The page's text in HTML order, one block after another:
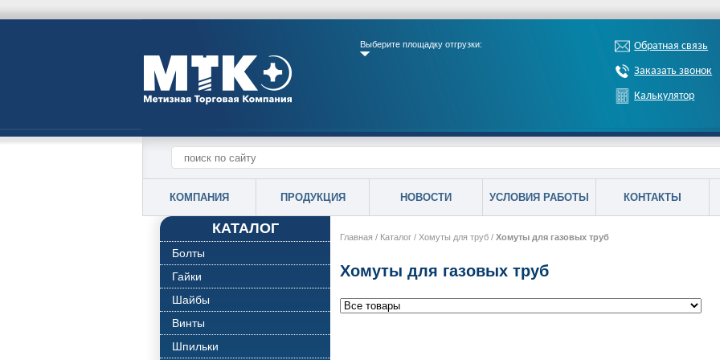
Выберите площадку отгрузки: Обратная связь
Заказать звонок
Калькулятор
КОМПАНИЯ ПРОДУКЦИЯ НОВОСТИ УСЛОВИЯ РАБОТЫ КОНТАКТЫ
КАТАЛОГ
Болты
Гайки
Шайбы
Винты
Шпильки
Главная / Каталог / Хомуты для труб / Хомуты для газовых труб
Хомуты для газовых труб